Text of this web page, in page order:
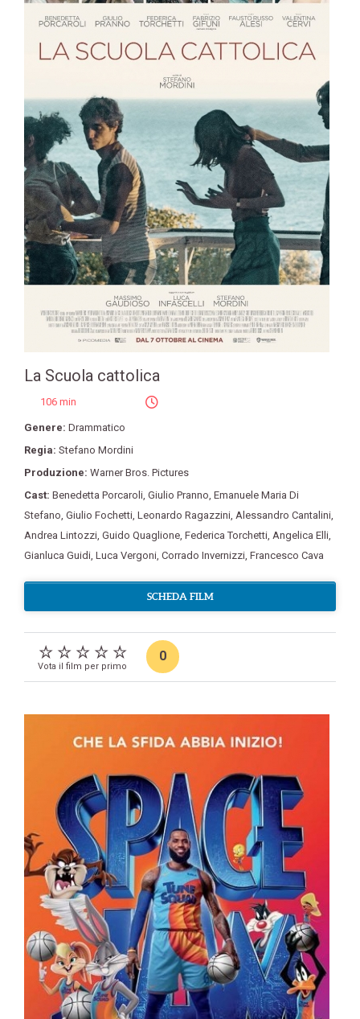
La Scuola cattolica
106 min
Genere: Drammatico
Regia: Stefano Mordini
Produzione: Warner Bros. Pictures
Cast: Benedetta Porcaroli, Giulio Pranno, Emanuele Maria Di
Stefano, Giulio Fochetti, Leonardo Ragazzini, Alessandro Cantalini,
Andrea Lintozzi, Guido Quaglione, Federica Torchetti, Angelica Elli,
Gianluca Guidi, Luca Vergoni, Corrado Invernizzi, Francesco Cava
SCHEDA FILM
Vota il film per primo
0